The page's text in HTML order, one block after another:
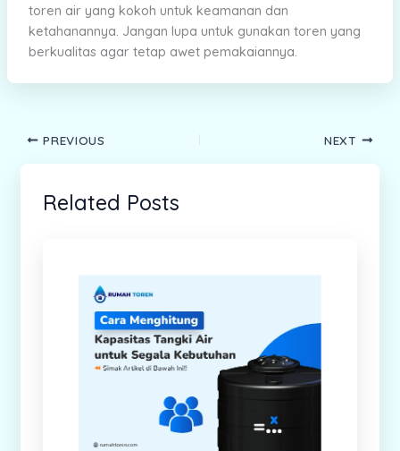
toren air yang kokoh untuk keamanan dan
ketahanannya. Jangan lupa untuk gunakan toren yang
berkualitas agar tetap awet pemakaiannya.
PREVIOUS NEXT
Related Posts